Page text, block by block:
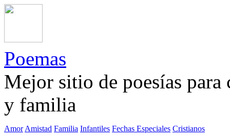
Poemas
Mejor sitio de poesías
y familia
Amor Amistad Familia Infantiles Fechas Especiales Cristianos